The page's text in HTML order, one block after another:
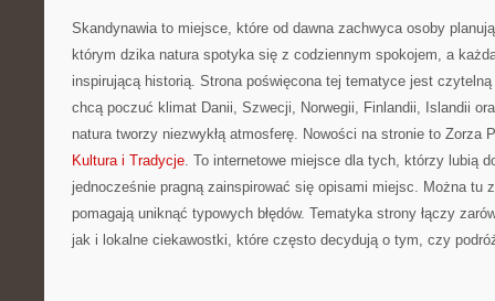
Skandynawia to miejsce, które od dawna zachwyca osoby
którym dzika natura spotyka się z codziennym spokojem, a
inspirującą historią. Strona poświęcona tej tematyce jest
chcą poczuć klimat Danii, Szwecji, Norwegii, Finlandii, Islandii
natura tworzy niezwykłą atmosferę. Nowości na stronie to Zorza
Kultura i Tradycje. To internetowe miejsce dla tych, którzy lubią
jednocześnie pragną zainspirować się opisami miejsc. Można tu
pomagają uniknąć typowych błędów. Tematyka strony łączy
jak i lokalne ciekawostki, które często decydują o tym, czy